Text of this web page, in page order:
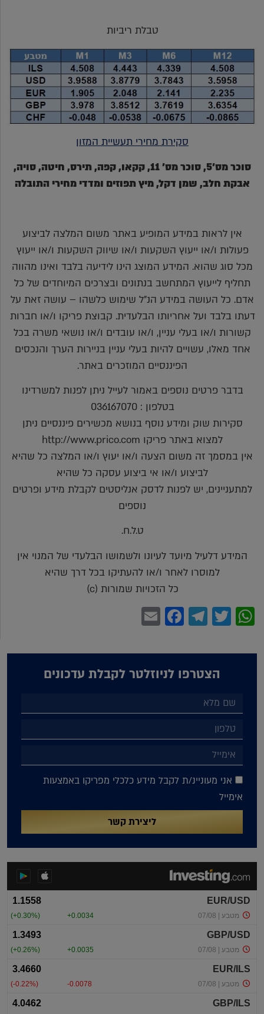
טבלת ריביות
סקירת מחירי תעשיית המזון
סוכר מס'5, סוכר מס' 11, קקאו, קפה, תירס, חיטה, סויה,
אבקת חלב, שמן דקל, מיץ תפוזים ומדדי מחירי התובלה
אין לראות במידע המופיע באתר משום המלצה לביצוע
פעולות ו/או ייעוץ השקעות ו/או שיווק השקעות ו/או ייעוץ
מכל סוג שהוא. המידע המוצג הינו לידיעה בלבד ואינו מהווה
תחליף לייעוץ המתחשב בנתונים ובצרכים המיוחדים של כל
אדם. כל העושה במידע הנ"ל שימוש כלשהו – עושה זאת על
דעתו בלבד ועל אחריותו הבלעדית. קבוצת פריקו ו/או חברות
קשורות ו/או בעלי עניין, ו/או עובדים ו/או נושאי משרה בכל
אחד מאלו, עשויים להיות בעלי עניין בניירות הערך והנכסים
הפיננסיים המוזכרים באתר.
בדבר פרטים נוספים באמור לעייל ניתן לפנות למשרדינו
בטלפון : 036167070
סקירות שוק ומידע נוסף בנושא מכשירים פיננסיים ניתן
למצוא באתר פריקו http://www.prico.com
אין במסמך זה משום הצעה ו/או יעוץ ו/או המלצה כל שהיא
לביצוע ו/או אי ביצוע עסקה כל שהיא
למתעניינים, יש לפנות לדסק אנליסטים לקבלת מידע ופרטים
נוספים
ט.ל.ח.
המידע דלעיל מיועד לעיונו ולשמושו הבלעדי של המנוי אין
למוסרו לאחר ו/או להעתיקו בכל דרך שהיא
כל הזכויות שמורות (c)
WhatsApp
Twitter
Telegram
Facebook
הצטרפו לניוזלטר לקבלת עדכונים
אני מעוניינ/ת לקבל מידע כלכלי מפריקו באמצעות
אימייל
ליצירת קשר